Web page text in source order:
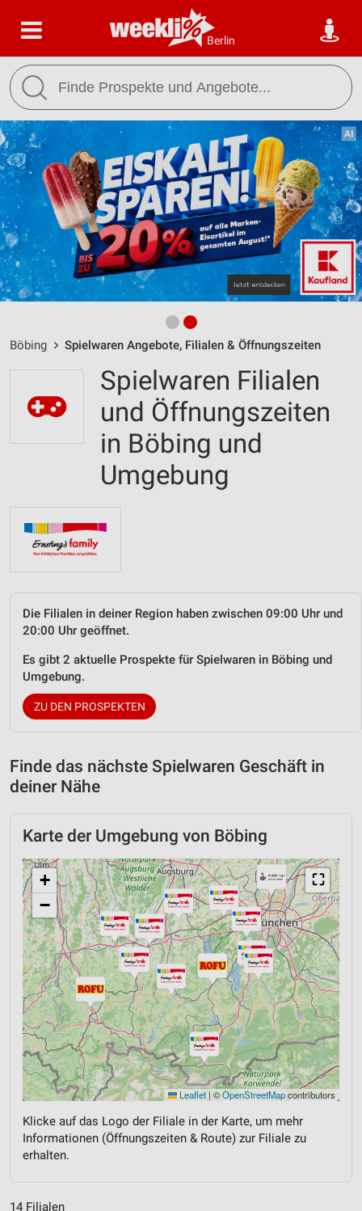
Berlin
Böbing Spielwaren Angebote, Filialen & Öffnungszeiten
Spielwaren Filialen
und Öffnungszeiten
in Böbing und
Umgebung
Die Filialen in deiner Region haben zwischen 09:00 Uhr und
20:00 Uhr geöffnet.
Es gibt 2 aktuelle Prospekte für Spielwaren in Böbing und
Umgebung.
ZU DEN PROSPEKTEN
Finde das nächste Spielwaren Geschäft in
deiner Nähe
Karte der Umgebung von Böbing
⛶
+
−
Leaflet | ©OpenStreetMapcontributors
Klicke auf das Logo der Filiale in der Karte, um mehr
Informationen (Öffnungszeiten & Route) zur Filiale zu
erhalten.
14 Filialen